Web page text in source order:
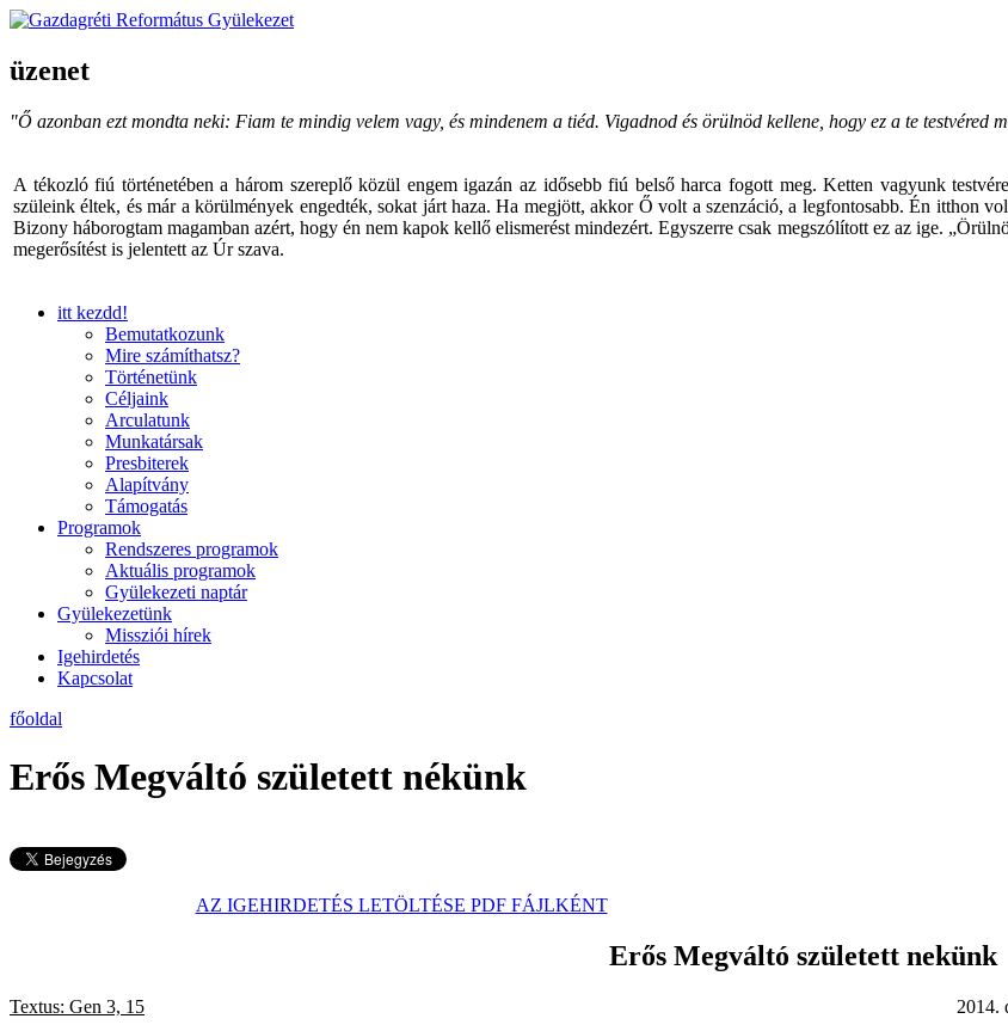
üzenet
"Ő azonban ezt mondta neki: Fiam te mindig velem vagy, és mindenem a tiéd. Vigadnod és örülnöd kellene, hogy ez a te testvéred
A tékozló fiú történetében a három szereplő közül engem igazán az idősebb fiú belső harca fogott meg. Ketten vagyunk
szüleink éltek, és már a körülmények engedték, sokat járt haza. Ha megjött, akkor Ő volt a szenzáció, a legfontosabb. Én itthon
Bizony háborogtam magamban azért, hogy én nem kapok kellő elismerést mindezért. Egyszerre csak megszólított ez az ige.
megerősítést is jelentett az Úr szava.
itt kezdd!
Bemutatkozunk
Mire számíthatsz?
Történetünk
Céljaink
Arculatunk
Munkatársak
Presbiterek
Alapítvány
Támogatás
Programok
Rendszeres programok
Aktuális programok
Gyülekezeti naptár
Gyülekezetünk
Missziói hírek
Igehirdetés
Kapcsolat
főoldal
Erős Megváltó született nékünk
AZ IGEHIRDETÉS LETÖLTÉSE PDF FÁJLKÉNT
Erős Megváltó született nekünk
Textus: Gen 3, 15 2014. december